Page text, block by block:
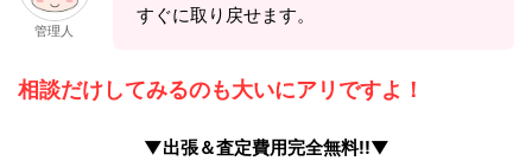
管理人
すぐに取り戻せます。
相談だけしてみるのも大いにアリですよ！
▼出張＆査定費用完全無料!!▼